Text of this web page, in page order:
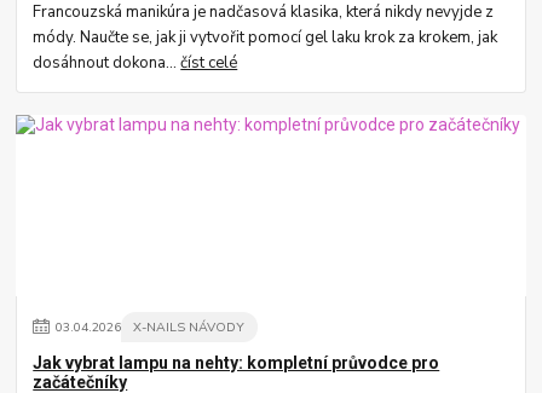
Francouzská manikúra je nadčasová klasika, která nikdy nevyjde z
módy. Naučte se, jak ji vytvořit pomocí gel laku krok za krokem, jak
dosáhnout dokona...číst celé
03.04.2026 X-NAILS NÁVODY
Jak vybrat lampu na nehty: kompletní průvodce pro
začátečníky